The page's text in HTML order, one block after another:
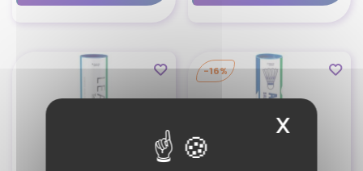
X
-16%